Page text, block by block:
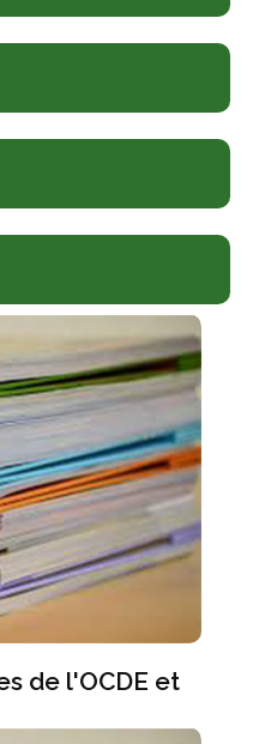
de l'OCDE et